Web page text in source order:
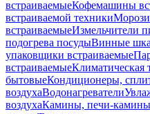
встраиваемыеКофемашины
встраиваемой техники
встраиваемыеИзмельчители
подогрева посудыВинные
упаковщики встраиваемые
встраиваемыеКлиматическая
бытовыеКондиционеры,
воздухаВодонагреватели
воздухаКамины, печи-камины